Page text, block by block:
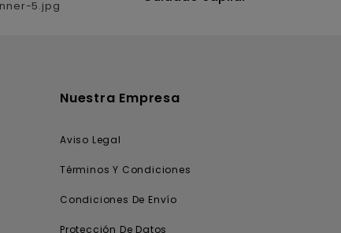
Nuestra Empresa
Aviso Legal
Términos Y Condiciones
Condiciones De Envío
Protección De Datos